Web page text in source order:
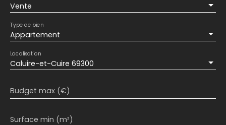
Vente
Appartement
Type de bien
Caluire-et-Cuire 69300
Localisation
Budget max (€)
Surface min (m²)